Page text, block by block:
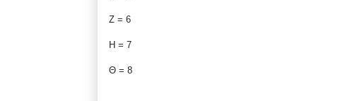
Ζ = 6
Η = 7
Θ = 8